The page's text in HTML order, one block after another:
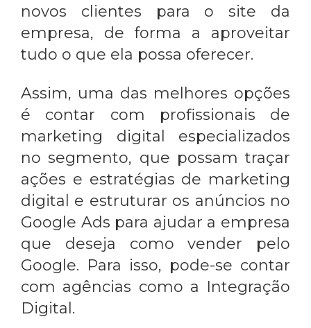
novos clientes para o site da
empresa, de forma a aproveitar
tudo o que ela possa oferecer.
Assim, uma das melhores opções
é contar com profissionais de
marketing digital especializados
no segmento, que possam traçar
ações e estratégias de marketing
digital e estruturar os anúncios no
Google Ads para ajudar a empresa
que deseja como vender pelo
Google. Para isso, pode-se contar
com agências como a Integração
Digital.